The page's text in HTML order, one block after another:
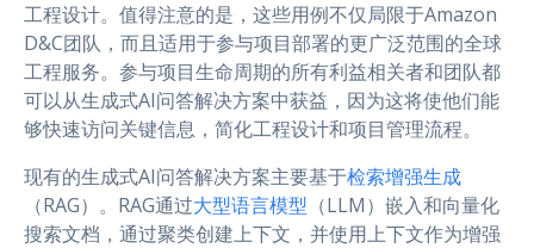
工程设计。值得注意的是，这些用例不仅局限于Amazon
D&C团队，而且适用于参与项目部署的更广泛范围的全球
工程服务。参与项目生命周期的所有利益相关者和团队都
可以从生成式AI问答解决方案中获益，因为这将使他们能
够快速访问关键信息，简化工程设计和项目管理流程。
现有的生成式AI问答解决方案主要基于检索增强生成
（RAG）。RAG通过大型语言模型 （LLM）嵌入和向量化
搜索文档，通过聚类创建上下文，并使用上下文作为增强